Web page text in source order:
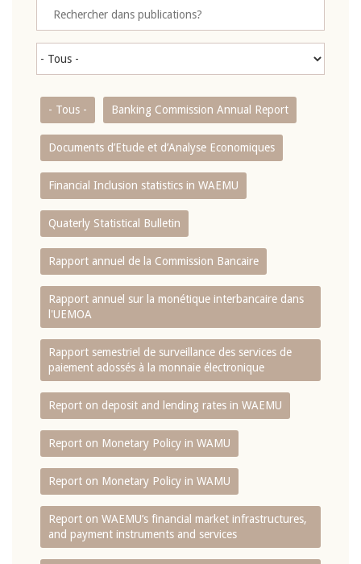
- Tous - Banking Commission Annual Report
Documents d’Etude et d’Analyse Economiques
Financial Inclusion statistics in WAEMU
Quaterly Statistical Bulletin
Rapport annuel de la Commission Bancaire
Rapport annuel sur la monétique interbancaire dans
l'UEMOA
Rapport semestriel de surveillance des services de
paiement adossés à la monnaie électronique
Report on deposit and lending rates in WAEMU
Report on Monetary Policy in WAMU
Report on Monetary Policy in WAMU
Report on WAEMU’s financial market infrastructures,
and payment instruments and services